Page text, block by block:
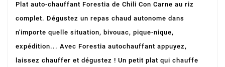
Plat auto-chauffant Forestia de Chili Con Carne au riz
complet. Dégustez un repas chaud autonome dans
n'importe quelle situation, bivouac, pique-nique,
expédition... Avec Forestia autochauffant appuyez,
laissez chauffer et dégustez ! Un petit plat qui chauffe